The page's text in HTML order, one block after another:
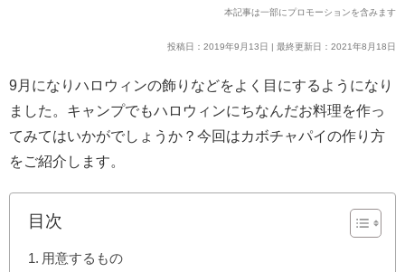
本記事は一部にプロモーションを含みます
投稿日：2019年9月13日 | 最終更新日：2021年8月18日
9月になりハロウィンの飾りなどをよく目にするようになり
ました。キャンプでもハロウィンにちなんだお料理を作っ
てみてはいかがでしょうか？今回はカボチャパイの作り方
をご紹介します。
目次
用意するもの